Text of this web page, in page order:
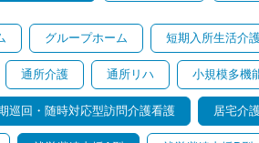
グループホーム 短期入所生活介
通所介護 通所リハ 小規模多機
巡回・随時対応型訪問介護看護 居宅介